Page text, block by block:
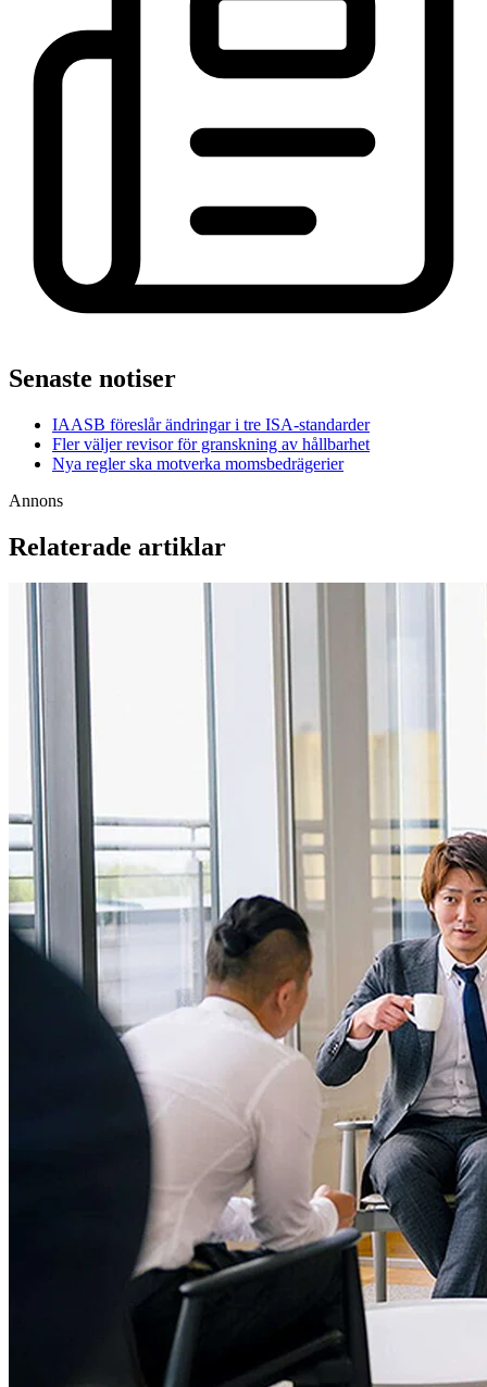
Senaste notiser
IAASB föreslår ändringar i tre ISA-standarder
Fler väljer revisor för granskning av hållbarhet
Nya regler ska motverka momsbedrägerier
Annons
Relaterade artiklar